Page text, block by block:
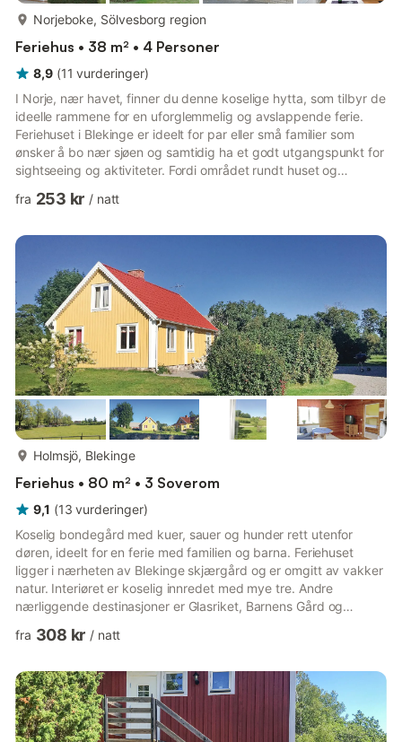
Norjeboke, Sölvesborg region
Feriehus • 38 m² • 4 Personer
8,9 (11 vurderinger)
I Norje, nær havet, finner du denne koselige hytta, som tilbyr de
ideelle rammene for en uforglemmelig og avslappende ferie.
Feriehuset i Blekinge er ideelt for par eller små familier som
ønsker å bo nær sjøen og samtidig ha et godt utgangspunkt for
sightseeing og aktiviteter. Fordi området rundt huset og
beliggenhet for turer til Sölvesborg, Karlshamn eller Skåne
havet ved Pukaviks Bay i Blekinge skjærgård.
fra 253 kr / natt
Holmsjö, Blekinge
Feriehus • 80 m² • 3 Soverom
9,1 (13 vurderinger)
Koselig bondegård med kuer, sauer og hunder rett utenfor
døren, ideelt for en ferie med familien og barna. Feriehuset
ligger i nærheten av Blekinge skjærgård og er omgitt av vakker
natur. Interiøret er koselig innredet med mye tre. Andre
nærliggende destinasjoner er Glasriket, Barnens Gård og
utsikt over de grønne omgivelsene. Det er gode
hyggelige kafeer og restauranter. Et hus med gode muligheter
for en fantastisk ferie med familien og nær naturen.
fra 308 kr / natt